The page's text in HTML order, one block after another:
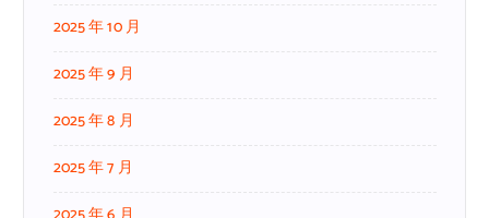
2025 年 10 月
2025 年 9 月
2025 年 8 月
2025 年 7 月